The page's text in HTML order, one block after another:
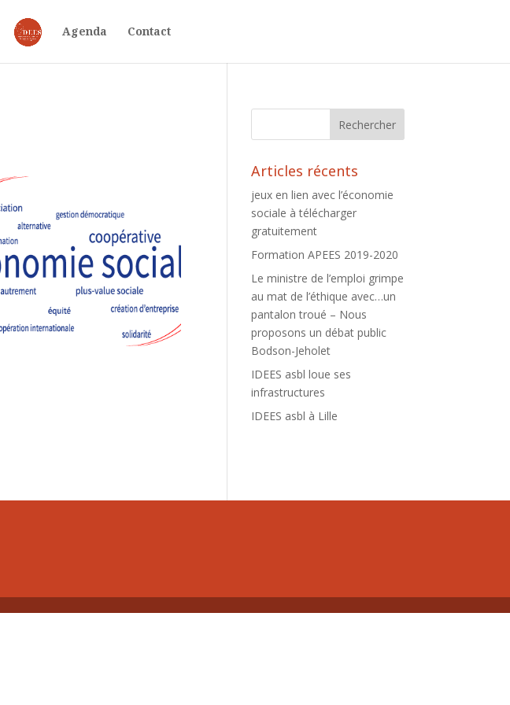
Agenda Contact
Articles récents
jeux en lien avec l’économie
sociale à télécharger
gratuitement
Formation APEES 2019-2020
Le ministre de l’emploi grimpe
au mat de l’éthique avec…un
pantalon troué – Nous
proposons un débat public
Bodson-Jeholet
IDEES asbl loue ses
infrastructures
IDEES asbl à Lille